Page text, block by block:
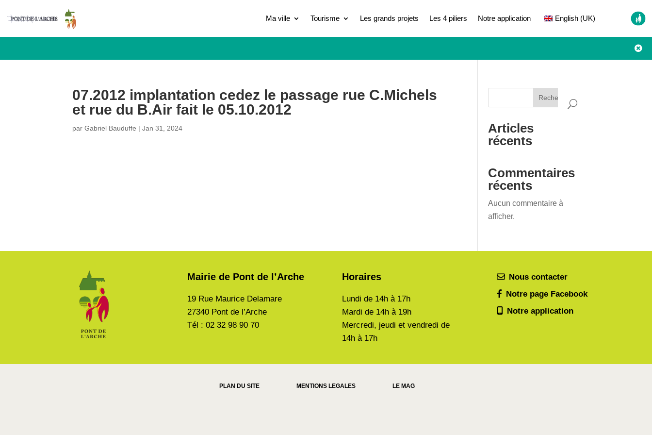
Ma ville Tourisme Les grands projets Les 4 piliers Notre application English (UK)

07.2012 implantation cedez le passage rue C.Michels
et rue du B.Air fait le 05.10.2012
parGabriel Bauduffe |Jan 31, 2024
Rechercher
Articles
récents
Commentaires
récents
Aucun commentaire à
afficher.
Mairie de Pont de l’Arche
19 Rue Maurice Delamare
27340 Pont de l’Arche
Tél : 02 32 98 90 70
Horaires
Lundi de 14h à 17h
Mardi de 14h à 19h
Mercredi, jeudi et vendredi de
14h à 17h
Nous contacter
Notre page Facebook
Notre application
PLAN DU SITE MENTIONS LEGALES LE MAG